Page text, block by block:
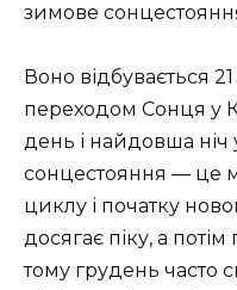
зимове
Воно відбувається
переходом Сонця у
день і найдовша ніч
сонцестояння — це
циклу і початку
досягає піку, а
тому грудень часто